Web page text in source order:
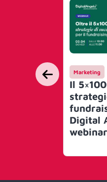
Marketing
Il
Digital